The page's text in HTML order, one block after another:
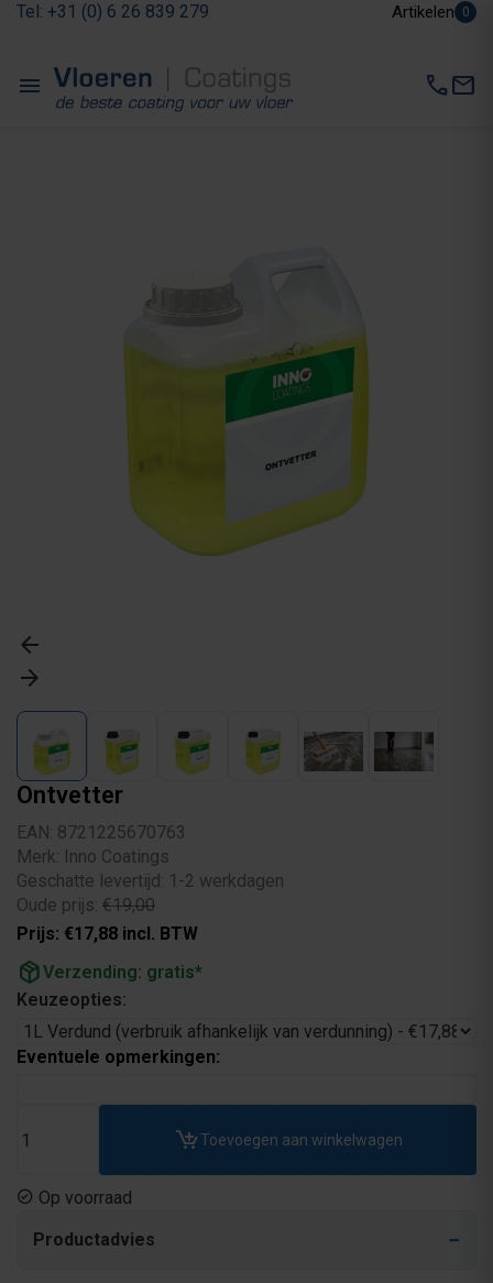
Tel: +31 (0) 6 26 839 279 Artikelen 0
menu callmail
arrow_back
arrow_forward
Ontvetter
EAN: 8721225670763
Merk: Inno Coatings
Geschatte levertijd: 1-2 werkdagen
Oude prijs: €19,00
Prijs: €17,88 incl. BTW
package_2Verzending: gratis*
Keuzeopties:
Eventuele opmerkingen:
Toevoegen aan winkelwagen
Op voorraad
Productadvies